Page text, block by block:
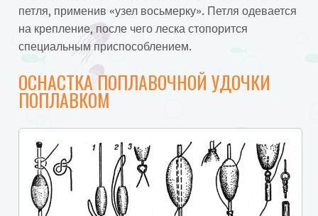
петля, применив «узел восьмерку». Петля одевается
на крепление, после чего леска стопорится
специальным приспособлением.
ОСНАСТКА ПОПЛАВОЧНОЙ УДОЧКИ
ПОПЛАВКОМ